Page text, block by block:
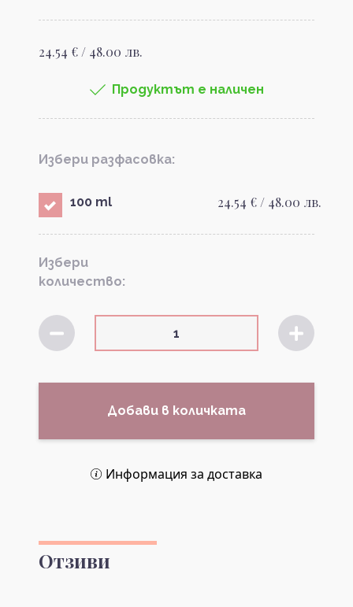
24.54 € / 48.00 лв.
Продуктът е наличен
Избери разфасовка:
100 ml 24.54 € / 48.00 лв.
Избери
количество:
Добави в количката
Информация за доставка
Отзиви